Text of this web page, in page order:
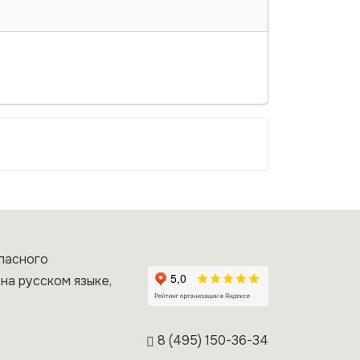
русском языке,
8 (495) 150-36-34